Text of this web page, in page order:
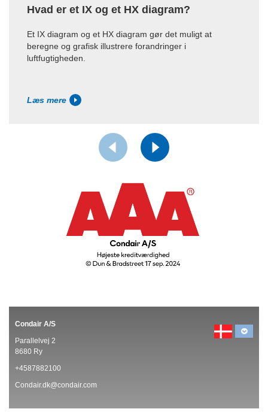
Hvad er et IX og et HX diagram?
Et IX diagram og et HX diagram gør det muligt at
beregne og grafisk illustrere forandringer i
luftfugtigheden.
Læs mere
Condair A/S
Parallelvej 2
8680 Ry
+4587882100
Condair.dk@condair.com